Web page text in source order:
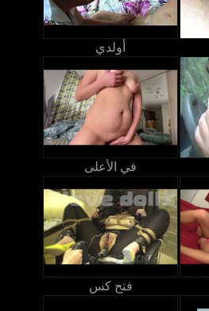
أولدي
في الأعلى
فتح كس